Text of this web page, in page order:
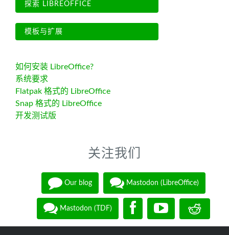
探索 LIBREOFFICE
模板与扩展
如何安装 LibreOffice?
系统要求
Flatpak 格式的 LibreOffice
Snap 格式的 LibreOffice
开发测试版
关注我们
Our blog Mastodon (LibreOffice)
Mastodon (TDF)